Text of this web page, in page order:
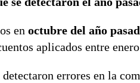
en octubre del año
aplicados entre
errores en la